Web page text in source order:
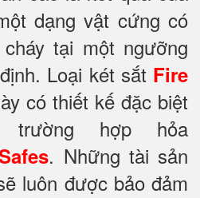
dạng vật cứng có
tại một ngưỡng
Loại két sắt Fire
có thiết kế đặc biệt
hợp hỏa
. Những tài sản
luôn được bảo đảm